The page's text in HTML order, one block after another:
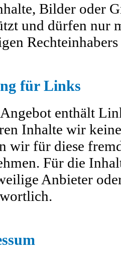
Bilder oder
und dürfen nur
für Links
enthält
Inhalte wir
wir für diese
Für die
Anbieter